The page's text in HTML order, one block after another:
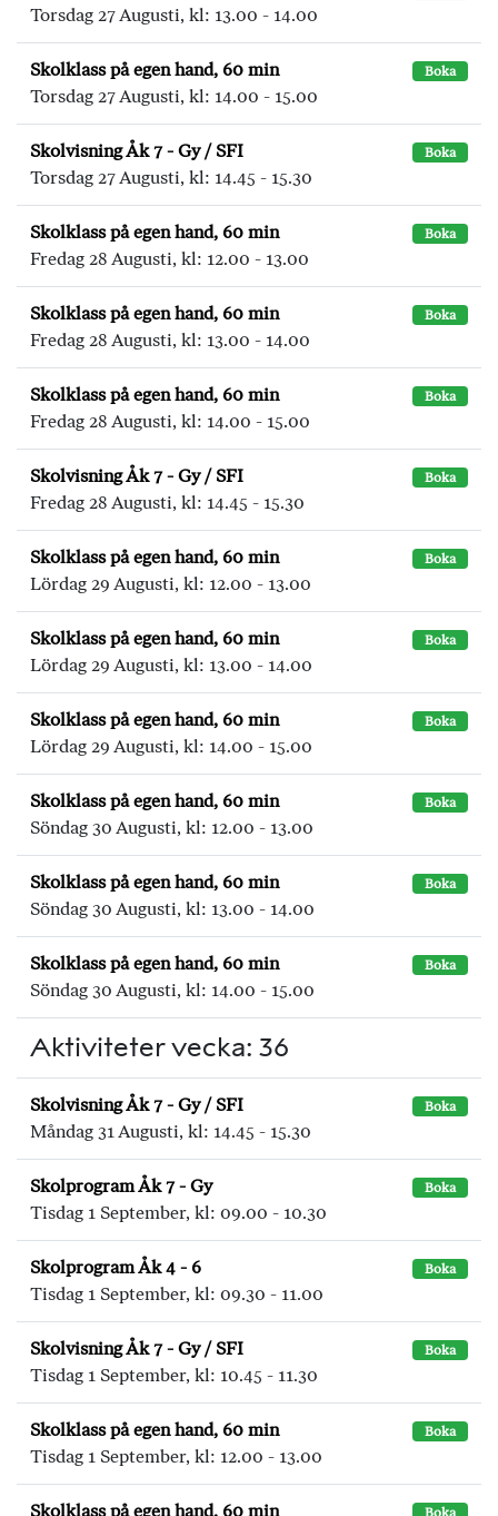
Torsdag 27 Augusti, kl: 13.00 - 14.00
Skolklass på egen hand, 60 min Boka
Torsdag 27 Augusti, kl: 14.00 - 15.00
Skolvisning Åk 7 - Gy / SFI Boka
Torsdag 27 Augusti, kl: 14.45 - 15.30
Skolklass på egen hand, 60 min Boka
Fredag 28 Augusti, kl: 12.00 - 13.00
Skolklass på egen hand, 60 min Boka
Fredag 28 Augusti, kl: 13.00 - 14.00
Skolklass på egen hand, 60 min Boka
Fredag 28 Augusti, kl: 14.00 - 15.00
Skolvisning Åk 7 - Gy / SFI Boka
Fredag 28 Augusti, kl: 14.45 - 15.30
Skolklass på egen hand, 60 min Boka
Lördag 29 Augusti, kl: 12.00 - 13.00
Skolklass på egen hand, 60 min Boka
Lördag 29 Augusti, kl: 13.00 - 14.00
Skolklass på egen hand, 60 min Boka
Lördag 29 Augusti, kl: 14.00 - 15.00
Skolklass på egen hand, 60 min Boka
Söndag 30 Augusti, kl: 12.00 - 13.00
Skolklass på egen hand, 60 min Boka
Söndag 30 Augusti, kl: 13.00 - 14.00
Skolklass på egen hand, 60 min Boka
Söndag 30 Augusti, kl: 14.00 - 15.00
Aktiviteter vecka: 36
Skolvisning Åk 7 - Gy / SFI Boka
Måndag 31 Augusti, kl: 14.45 - 15.30
Skolprogram Åk 7 - Gy Boka
Tisdag 1 September, kl: 09.00 - 10.30
Skolprogram Åk 4 - 6 Boka
Tisdag 1 September, kl: 09.30 - 11.00
Skolvisning Åk 7 - Gy / SFI Boka
Tisdag 1 September, kl: 10.45 - 11.30
Skolklass på egen hand, 60 min Boka
Tisdag 1 September, kl: 12.00 - 13.00
Skolklass på egen hand, 60 min Boka